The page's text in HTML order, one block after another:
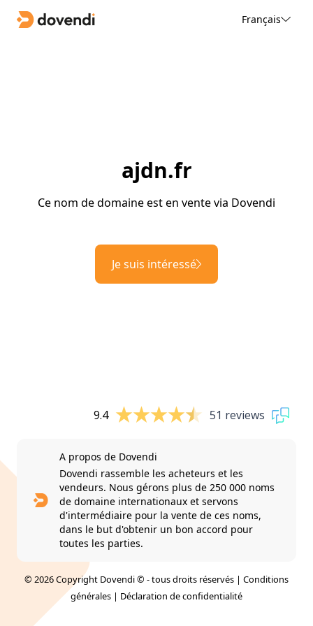
Français
ajdn.fr
Ce nom de domaine est en vente via Dovendi
Je suis intéressé
9.4 51 reviews
A propos de Dovendi
Dovendi rassemble les acheteurs et les
vendeurs. Nous gérons plus de 250 000 noms
de domaine internationaux et servons
d'intermédiaire pour la vente de ces noms,
dans le but d'obtenir un bon accord pour
toutes les parties.
© 2026 Copyright Dovendi © - tous droits réservés | Conditions
générales | Déclaration de confidentialité